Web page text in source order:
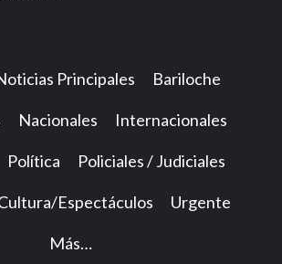
Principales Bariloche
Nacionales Internacionales
Política Policiales / Judiciales
Espectáculos Urgente
Más…